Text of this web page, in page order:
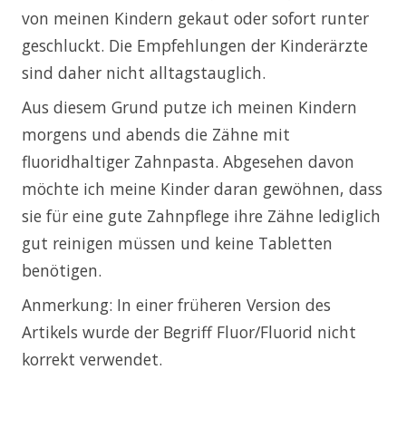
von meinen Kindern gekaut oder sofort runter
geschluckt. Die Empfehlungen der Kinderärzte
sind daher nicht alltagstauglich.
Aus diesem Grund putze ich meinen Kindern
morgens und abends die Zähne mit
fluoridhaltiger Zahnpasta. Abgesehen davon
möchte ich meine Kinder daran gewöhnen, dass
sie für eine gute Zahnpflege ihre Zähne lediglich
gut reinigen müssen und keine Tabletten
benötigen.
Anmerkung: In einer früheren Version des
Artikels wurde der Begriff Fluor/Fluorid nicht
korrekt verwendet.